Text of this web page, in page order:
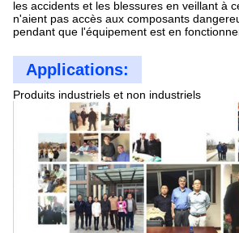
les accidents et les blessures en veillant à
n'aient pas accès aux composants
pendant que l'équipement est en
Applications:
Produits industriels et non industriels